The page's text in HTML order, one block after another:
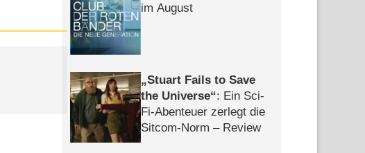
im August
Stuart Fails to Save
the Universe : Ein Sci-
Fi-Abenteuer zerlegt die
Sitcom-Norm – Review